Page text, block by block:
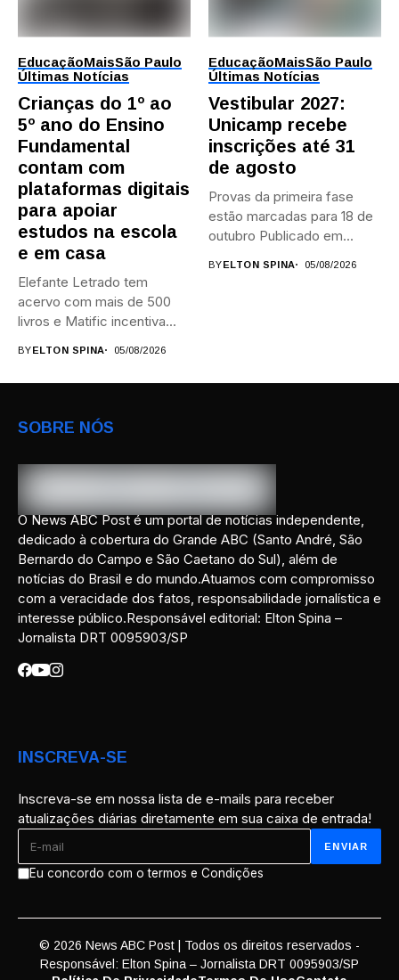
EducaçãoMaisSão Paulo
Últimas Notícias
Crianças do 1º ao
5º ano do Ensino
Fundamental
contam com
plataformas digitais
para apoiar
estudos na escola
e em casa
Elefante Letrado tem
acervo com mais de 500
livros e Matific incentiva...
BYELTON SPINA 05/08/2026
EducaçãoMaisSão Paulo
Últimas Notícias
Vestibular 2027:
Unicamp recebe
inscrições até 31
de agosto
Provas da primeira fase
estão marcadas para 18 de
outubro Publicado em...
BYELTON SPINA 05/08/2026
SOBRE NÓS
O News ABC Post é um portal de notícias independente,
dedicado à cobertura do Grande ABC (Santo André, São
Bernardo do Campo e São Caetano do Sul), além de
notícias do Brasil e do mundo.Atuamos com compromisso
com a veracidade dos fatos, responsabilidade jornalística e
interesse público.Responsável editorial: Elton Spina –
Jornalista DRT 0095903/SP
INSCREVA-SE
Inscreva-se em nossa lista de e-mails para receber
atualizações diárias diretamente em sua caixa de entrada!
Eu concordo com o termos e Condições
© 2026 News ABC Post | Todos os direitos reservados -
Responsável: Elton Spina – Jornalista DRT 0095903/SP